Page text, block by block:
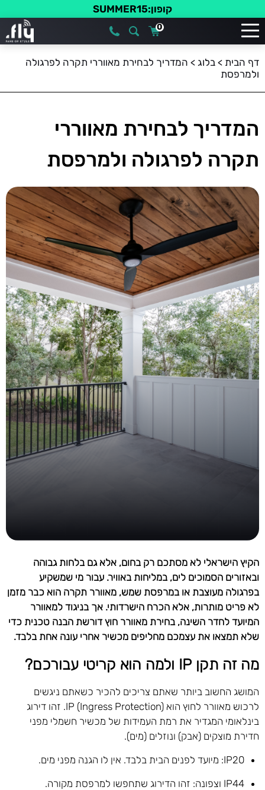
קופון:SUMMER15
0
דף הבית > בלוג > המדריך לבחירת מאווררי תקרה לפרגולה
ולמרפסת
המדריך לבחירת מאווררי
תקרה לפרגולה ולמרפסת
הקיץ הישראלי לא מסתכם רק בחום, אלא גם בלחות גבוהה
ובאזורים הסמוכים לים, במליחות באוויר. עבור מי שמשקיע
בפרגולה מעוצבת או במרפסת שמש, מאוורר תקרה הוא כבר מזמן
לא פריט מותרות, אלא הכרח הישרדותי. אך בניגוד למאוורר
המיועד לחדר השינה, בחירת מאוורר חוץ דורשת הבנה טכנית כדי
שלא תמצאו את עצמכם מחליפים מכשיר אחרי עונה אחת בלבד.
מה זה תקן IP ולמה הוא קריטי עבורכם?
המושג החשוב ביותר שאתם צריכים להכיר כשאתם ניגשים
לרכוש מאוורר לחוץ הוא IP (Ingress Protection). זהו דירוג
בינלאומי המגדיר את רמת העמידות של מכשיר חשמלי מפני
חדירת מוצקים (אבק) ונוזלים (מים).
IP20: מיועד לפנים הבית בלבד. אין לו הגנה מפני מים.
IP44 וצפונה: זהו הדירוג שתחפשו למרפסת מקורה.